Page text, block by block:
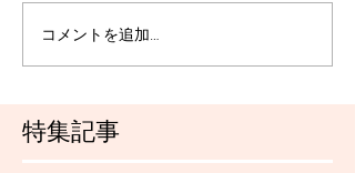
特集記事
コメントを追加…